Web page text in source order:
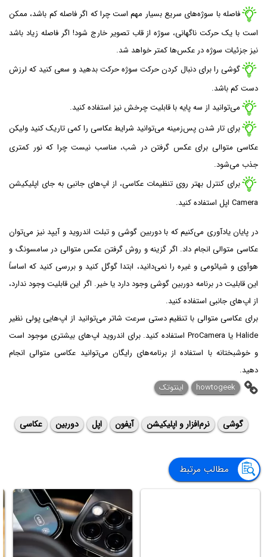
فاصله با سوژه‌های سریع بسیار مهم است چرا که اگر فاصله کم باشد، ممکن
است با یک حرکت ناگهانی، سوژه از قاب تصویر خارج شود! اگر فاصله زیاد باشد
نیز جزئیات سوژه در عکس‌ها کمتر خواهد شد.
گوشی را برای دنبال کردن حرکت سوژه حرکت بدهید و سعی کنید که لرزش
دست کم باشد.
می‌توانید از سه پایه با قابلیت چرخش نیز استفاده کنید.
برای تار شدن پس‌زمینه می‌توانید شرایط عکاسی را کمی تاریک کنید ولیکن
عکاسی متوالی برای عکس گرفتن در شب، مناسب نیست چرا که نور کمتری
جذب می‌شود.
برای کنترل بهتر روی تنظیمات عکاسی، از اپ‌های جانبی به جای اپلیکیشن
Camera اپل استفاده کنید.
در پایان یادآوری می‌کنیم که با دوربین گوشی و تبلت اندروید و آیپد نیز می‌توان
عکاسی متوالی انجام داد. اگر گزینه و روش گرفتن عکس متوالی در سامسونگ و
هوآوی و شیائومی و غیره را نمی‌دانید، ابتدا گوگل کنید و بررسی کنید که اساساً
این قابلیت در برنامه دوربین گوشی وجود دارد یا خیر. اگر این قابلیت وجود ندارد،
از اپ‌های جانبی استفاده کنید.
برای عکاسی متوالی با تنظیم دستی سرعت شاتر می‌توانید از اپ‌هایی پولی نظیر
Halide یا ProCamera استفاده کنید. برای اندروید اپ‌های بیشتری موجود است
و خوشبختانه با استفاده از برنامه‌های رایگان می‌توانید عکاسی متوالی انجام
دهید.
howtogeek
اینتوتک
گوشی نرم‌افزار و اپلیکیشن آیفون اپل دوربین عکاسی
مطالب مرتبط